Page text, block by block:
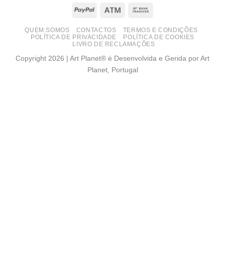
PayPal Atm
QUEM SOMOS CONTACTOS
TERMOS E CONDIÇÕES
POLÍTICA DE PRIVACIDADE
POLÍTICA DE COOKIES
LIVRO DE RECLAMAÇÕES
Copyright 2026 | Art Planet® é Desenvolvida e Gerida por Art
Planet, Portugal